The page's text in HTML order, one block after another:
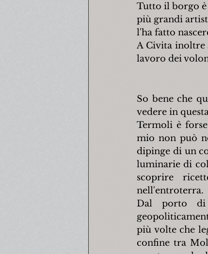
Tutto il borgo è
più grandi
l'ha fatto
A Civita inoltre
lavoro dei
So bene che
vedere in
Termoli è
mio non può
dipinge di un
luminarie di
scoprire
nell'entroterra.
Dal porto di
più volte che
confine tra